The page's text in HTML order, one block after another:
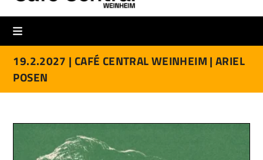
19.2.2027 | CAFÉ CENTRAL WEINHEIM |ARIEL
POSEN